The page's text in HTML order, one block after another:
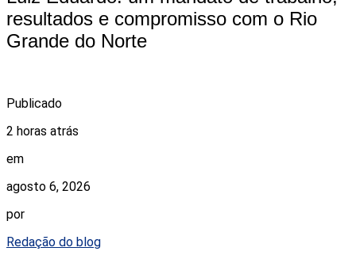
resultados e compromisso com o Rio
Grande do Norte
Publicado
2 horas atrás
em
agosto 6, 2026
por
Redação do blog